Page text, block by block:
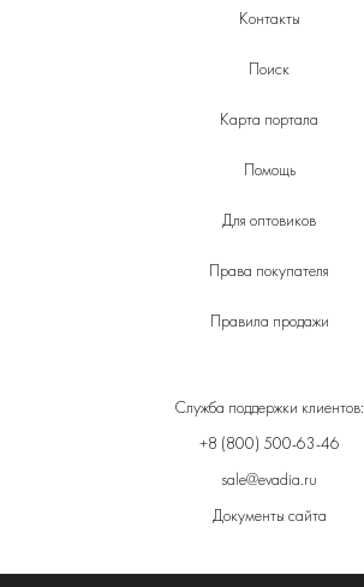
Контакты
Поиск
Карта портала
Помощь
Для оптовиков
Права покупателя
Правила продажи
Служба поддержки клиентов:
+8 (800) 500-63-46
sale@evadia.ru
Документы сайта